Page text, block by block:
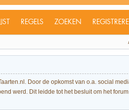
REGELS ZOEKEN
Door de opkomst van o.a. social
werd. Dit leidde tot het besluit om het